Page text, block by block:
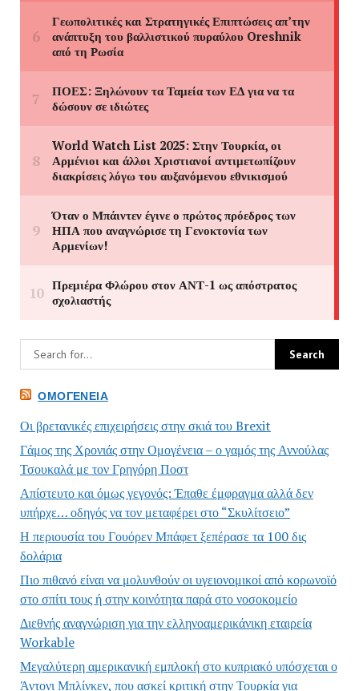
ΟΜΟΓΈΝΕΙΑ
Οι βρετανικές επιχειρήσεις στην σκιά του Brexit
Γάμος της Χρονιάς στην Ομογένεια – ο γαμός της Αννούλας
Τσουκαλά με τον Γρηγόρη Ποστ
Απίστευτο και όμως γεγονός: Έπαθε έμφραγμα αλλά δεν
υπήρχε… οδηγός να τον μεταφέρει στο “Σκυλίτσειο”
Η περιουσία του Γουόρεν Μπάφετ ξεπέρασε τα 100 δις
δολάρια
Πιο πιθανό είναι να μολυνθούν οι υγειονομικοί από κορωνοϊό
στο σπίτι τους ή στην κοινότητα παρά στο νοσοκομείο
Διεθνής αναγνώριση για την ελληνοαμερικάνικη εταιρεία
Workable
Μεγαλύτερη αμερικανική εμπλοκή στο κυπριακό υπόσχεται ο
Άντονι Μπλίνκεν, που ασκεί κριτική στην Τουρκία για